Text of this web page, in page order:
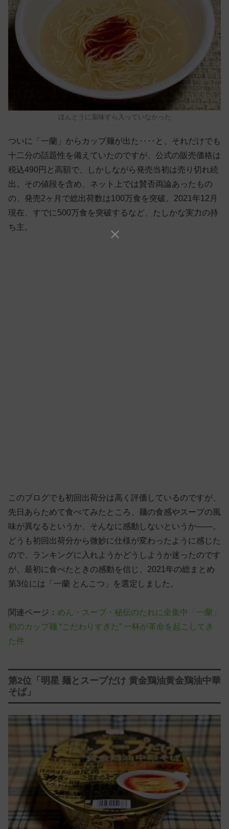
ほんとうに薬味すら入っていなかった
ついに「一蘭」からカップ麺が出た‥‥と、それだけでも
十二分の話題性を備えていたのですが、公式の販売価格は
税込490円と高額で、しかしながら発売当初は売り切れ続
出。その値段を含め、ネット上では賛否両論あったもの
の、発売2ヶ月で総出荷数は100万食を突破。2021年12月
現在、すでに500万食を突破するなど、たしかな実力の持
ち主。
このブログでも初回出荷分は高く評価しているのですが、
先日あらためて食べてみたところ、麺の食感やスープの風
味が異なるというか、そんなに感動しないというか——。
どうも初回出荷分から微妙に仕様が変わったように感じた
ので、ランキングに入れようかどうしようか迷ったのです
が、最初に食べたときの感動を信じ、2021年の総まとめ
第3位には「一蘭 とんこつ」を選定しました。
関連ページ： めん・スープ・秘伝のたれに全集中「一蘭」
初のカップ麺 “こだわりすぎた” 一杯が革命を起こしてき
た件
第2位「明星 麺とスープだけ 黄金鶏油黄金鶏油中華
そば」